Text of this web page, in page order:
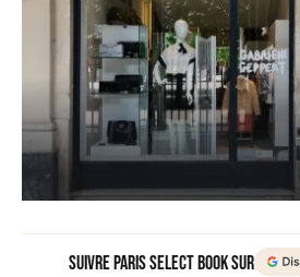
Suivre Paris Select Book sur